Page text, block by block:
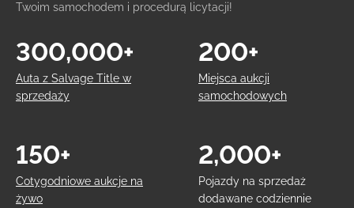
Twoim samochodem i procedurą licytacji!
Auta z Salvage Title w
sprzedaży
300,000+
Miejsca aukcji
samochodowych
200+
Cotygodniowe aukcje na
żywo
150+
Pojazdy na sprzedaż
dodawane codziennie
2,000+